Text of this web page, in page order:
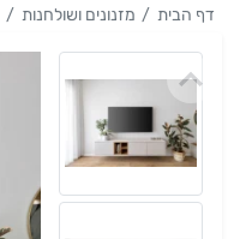
דף הבית מזנונים ושולחנות